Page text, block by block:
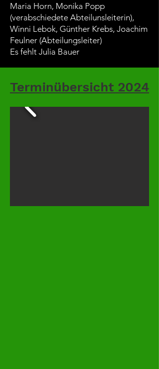
Maria Horn, Monika Popp
(verabschiedete Abteilunsleiterin),
Winni Lebok, Günther Krebs, Joachim
Feulner (Abteilungsleiter)
Es fehlt Julia Bauer
Terminübersicht 2024